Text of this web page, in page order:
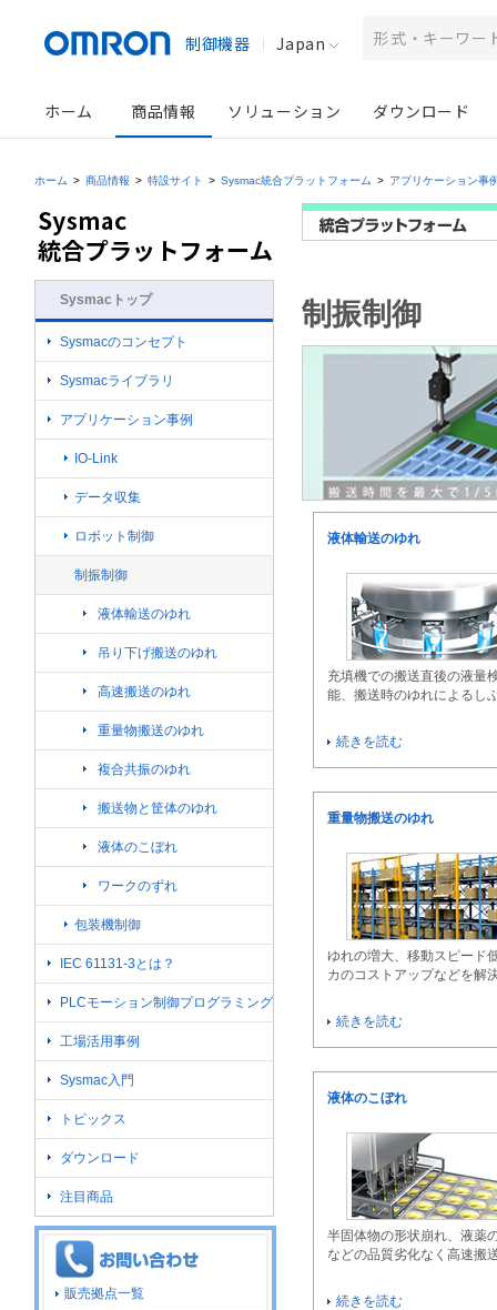
制御機器 Japan
ホーム 商品情報 ソリューション ダウンロード
ホーム > 商品情報 > 特設サイト > Sysmac統合プラットフォーム > アプリケーション事
制振制御
液体輸送のゆれ
充填機での搬送直後の液量
能、搬送時のゆれによるし
続きを読む
重量物搬送のゆれ
ゆれの増大、移動スピード
カのコストアップなどを解
続きを読む
液体のこぼれ
半固体物の形状崩れ、液薬
などの品質劣化なく高速搬
続きを読む
Sysmacトップ
Sysmacのコンセプト
Sysmacライブラリ
アプリケーション事例
IO-Link
データ収集
ロボット制御
制振制御
液体輸送のゆれ
吊り下げ搬送のゆれ
高速搬送のゆれ
重量物搬送のゆれ
複合共振のゆれ
搬送物と筐体のゆれ
液体のこぼれ
ワークのずれ
包装機制御
IEC 61131-3とは？
PLCモーション制御プログラミング
工場活用事例
Sysmac入門
トピックス
ダウンロード
注目商品
販売拠点一覧